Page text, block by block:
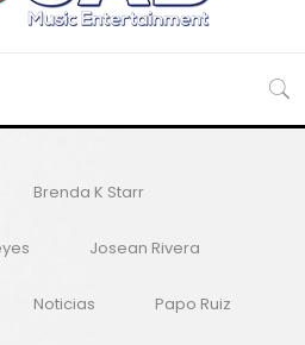
Brenda K Starr
Josean Rivera
Noticias Papo Ruiz